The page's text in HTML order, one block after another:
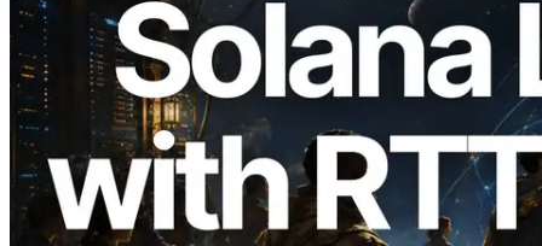
2026.08.05
ERPC mở rộng Solana Leader Slot API
với phép đo ping từ 7 khu vực toàn cầu —
Validators Information API cũng chính
thức ra mắt